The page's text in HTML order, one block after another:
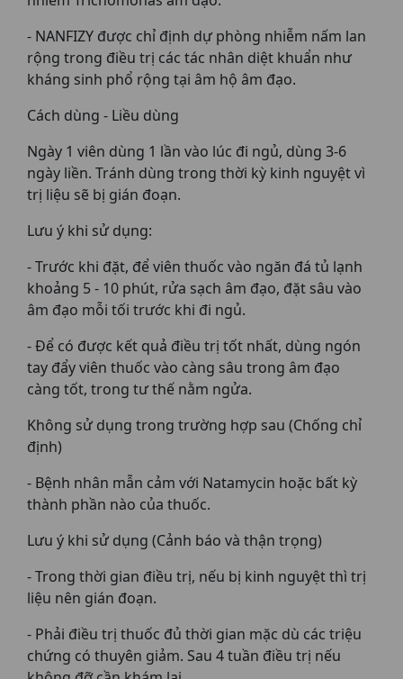
- NANFIZY được chỉ định dự phòng nhiễm nấm lan
rộng trong điều trị các tác nhân diệt khuẩn như
kháng sinh phổ rộng tại âm hộ âm đạo.
Cách dùng - Liều dùng
Ngày 1 viên dùng 1 lần vào lúc đi ngủ, dùng 3-6
ngày liền. Tránh dùng trong thời kỳ kinh nguyệt vì
trị liệu sẽ bị gián đoạn.
Lưu ý khi sử dụng:
- Trước khi đặt, để viên thuốc vào ngăn đá tủ lạnh
khoảng 5 - 10 phút, rửa sạch âm đạo, đặt sâu vào
âm đạo mỗi tối trước khi đi ngủ.
- Để có được kết quả điều trị tốt nhất, dùng ngón
tay đẩy viên thuốc vào càng sâu trong âm đạo
càng tốt, trong tư thế nằm ngửa.
Không sử dụng trong trường hợp sau (Chống chỉ
định)
- Bệnh nhân mẫn cảm với Natamycin hoặc bất kỳ
thành phần nào của thuốc.
Lưu ý khi sử dụng (Cảnh báo và thận trọng)
- Trong thời gian điều trị, nếu bị kinh nguyệt thì trị
liệu nên gián đoạn.
- Phải điều trị thuốc đủ thời gian mặc dù các triệu
chứng có thuyên giảm. Sau 4 tuần điều trị nếu